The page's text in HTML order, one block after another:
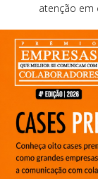
atenção em